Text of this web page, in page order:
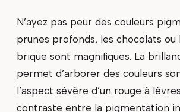
N’ayez pas peur des couleurs
prunes profonds, les chocolats ou
brique sont magnifiques. La
permet d’arborer des couleurs
l’aspect sévère d’un rouge à
contraste entre la pigmentation